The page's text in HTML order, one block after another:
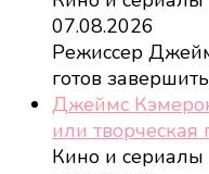
07.08.2026
Режиссер
готов завершить
Джеймс
или творческая
Кино и сериалы